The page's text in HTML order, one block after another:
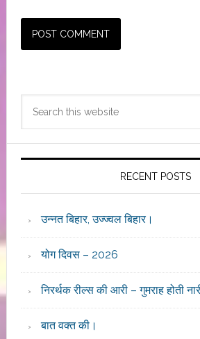
Primary
Sidebar
RECENT POSTS
उन्नत बिहार, उज्ज्वल बिहार।
योग दिवस – 2026
निरर्थक रील्स की आरी – गुमराह होती
बात वक्त की।